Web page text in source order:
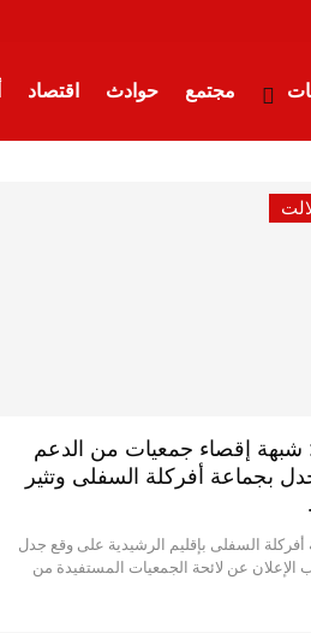
مجتمع حوادث اقتصاد
شبهة إقصاء جمعيات من الدعم
بجماعة أفركلة السفلى وتثير
السفلى بإقليم الرشيدية على وقع جدل
الإعلان عن لائحة الجمعيات المستفيدة من